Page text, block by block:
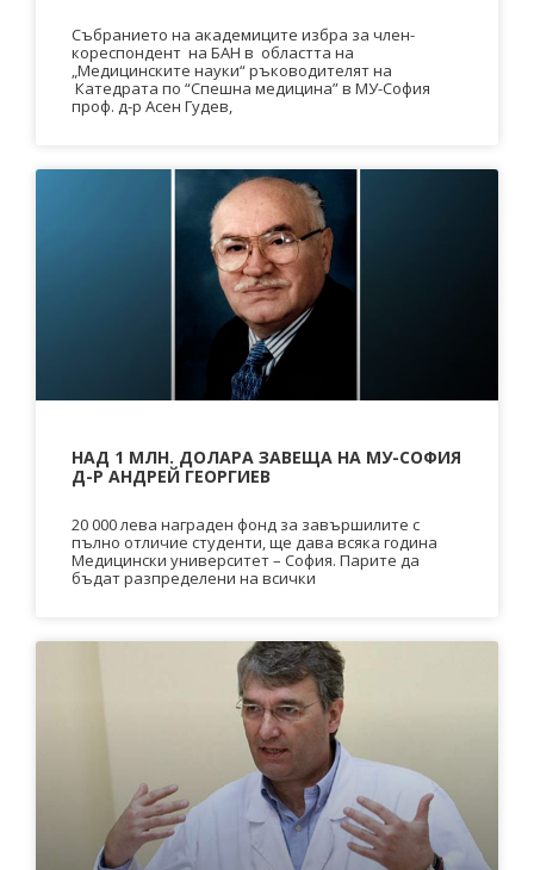
Събранието на академиците избра за член-
кореспондент на БАН в областта на
„Медицинските науки“ ръководителят на
Катедрата по “Спешна медицина” в МУ-София
проф. д-р Асен Гудев,
НАД 1 МЛН. ДОЛАРА ЗАВЕЩА НА МУ-СОФИЯ
Д-Р АНДРЕЙ ГЕОРГИЕВ
20 000 лева награден фонд за завършилите с
пълно отличие студенти, ще дава всяка година
Медицински университет – София. Парите да
бъдат разпределени на всички